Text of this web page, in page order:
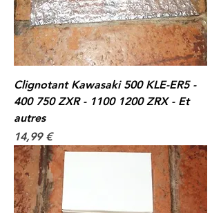
Clignotant Kawasaki 500 KLE-ER5 -
400 750 ZXR - 1100 1200 ZRX - Et
autres
Prix
14,99 €